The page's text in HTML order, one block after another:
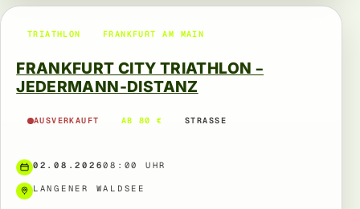
TRIATHLON FRANKFURT AM MAIN
FRANKFURT CITY TRIATHLON –
JEDERMANN-DISTANZ
AUSVERKAUFT AB 80 € STRASSE
02.08.202608:00 UHR
LANGENER WALDSEE